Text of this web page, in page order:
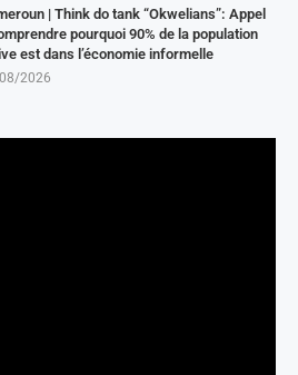
| Think do tank “Okwelians”: Appel
pourquoi 90% de la population
est dans l’économie informelle
2026